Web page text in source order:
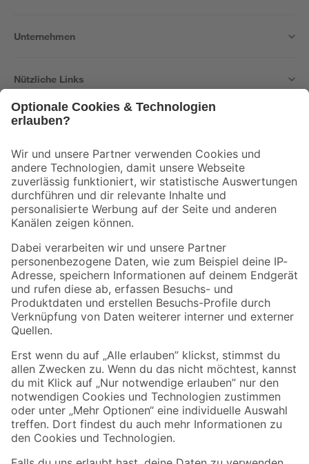
Unternehmen
Nützliche Links
Der toom Newsletter: Keine Angebote und Aktionen mehr verpassen!
Zur Newsletter Anmeldung
Folge uns
Zahlungsarten Versandarten
Sicher einkaufen
Jetzt die toom-App herunterladen